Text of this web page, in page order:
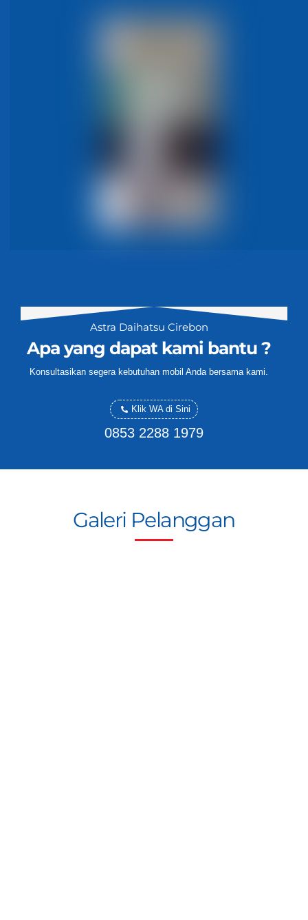
Astra Daihatsu Cirebon
Apa yang dapat kami bantu ?
Konsultasikan segera kebutuhan mobil Anda bersama kami.
Klik WA di Sini
0853 2288 1979
Galeri Pelanggan